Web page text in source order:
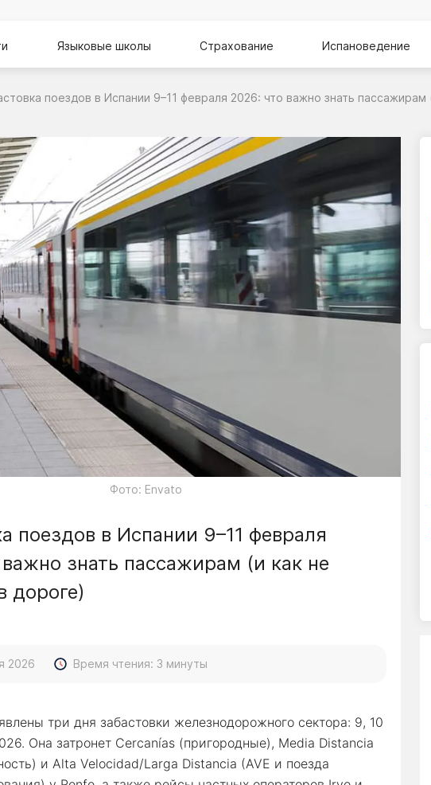
Языковые школы Страхование Испановедение
поездов в Испании 9–11 февраля 2026: что важно знать пассажирам
Фото: Envato
поездов в Испании 9–11 февраля
знать пассажирам (и как не
дороге)
2026 Время чтения: 3 минуты
три дня забастовки железнодорожного сектора: 9, 10
Она затронет Cercanías (пригородные), Media Distancia
и Alta Velocidad/Larga Distancia (AVE и поезда